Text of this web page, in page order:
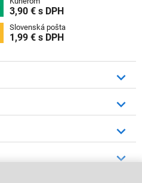
3,90 € s DPH
Slovenská pošta
1,99 € s DPH